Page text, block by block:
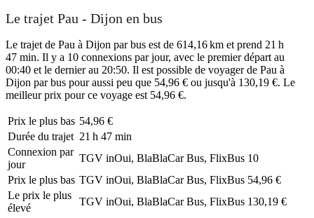
Le trajet Pau - Dijon en bus
Le trajet de Pau à Dijon par bus est de 614,16 km et prend 21 h
47 min. Il y a 10 connexions par jour, avec le premier départ au
00:40 et le dernier au 20:50. Il est possible de voyager de Pau à
Dijon par bus pour aussi peu que 54,96 € ou jusqu'à 130,19 €. Le
meilleur prix pour ce voyage est 54,96 €.
Prix ​​le plus bas 54,96 €
Durée du trajet 21 h 47 min
Connexion par
jour
TGV inOui, BlaBlaCar Bus, FlixBus 10
Prix ​​le plus bas TGV inOui, BlaBlaCar Bus, FlixBus 54,96 €
Le prix le plus
élevé
TGV inOui, BlaBlaCar Bus, FlixBus 130,19 €